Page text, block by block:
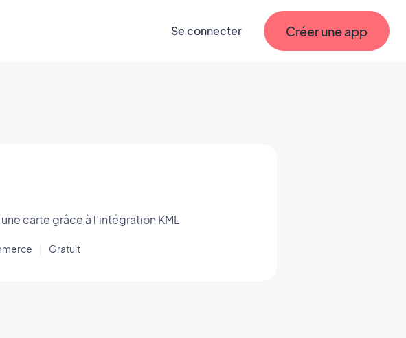
Se connecter Créer une app
carte grâce à l’intégration KML
Gratuit